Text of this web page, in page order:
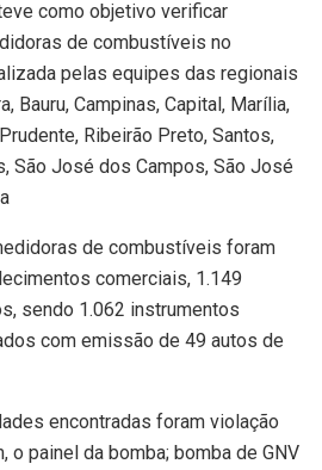
como objetivo verificar
de combustíveis no
pelas equipes das regionais
Bauru, Campinas, Capital, Marília,
Ribeirão Preto, Santos,
São José dos Campos, São José
de combustíveis foram
comerciais, 1.149
sendo 1.062 instrumentos
com emissão de 49 autos de
encontradas foram violação
painel da bomba; bomba de GNV